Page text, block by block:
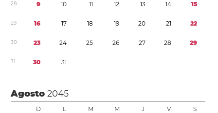
28 9 10 11 12 13 14 15
29 16 17 18 19 20 21 22
30 23 24 25 26 27 28 29
31 30 31
Agosto2045
D L M M J V S